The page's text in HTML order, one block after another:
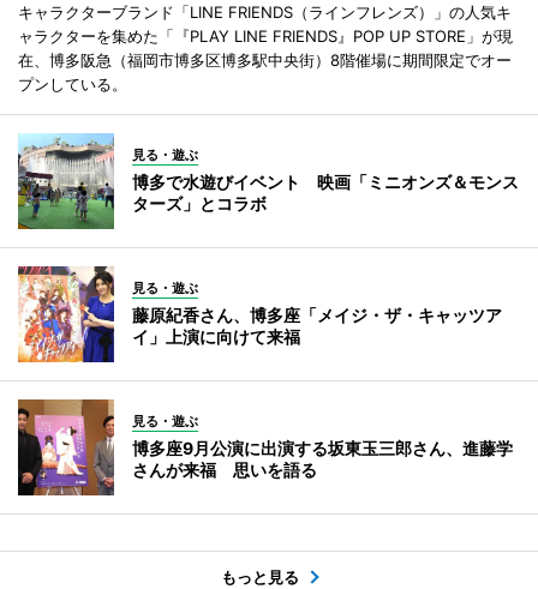
キャラクターブランド「LINE FRIENDS（ラインフレンズ）」の人気キ
ャラクターを集めた「『PLAY LINE FRIENDS』POP UP STORE」が現
在、博多阪急（福岡市博多区博多駅中央街）8階催場に期間限定でオー
プンしている。
見る・遊ぶ
博多で水遊びイベント 映画「ミニオンズ＆モンス
ターズ」とコラボ
見る・遊ぶ
藤原紀香さん、博多座「メイジ・ザ・キャッツア
イ」上演に向けて来福
見る・遊ぶ
博多座9月公演に出演する坂東玉三郎さん、進藤学
さんが来福 思いを語る
もっと見る